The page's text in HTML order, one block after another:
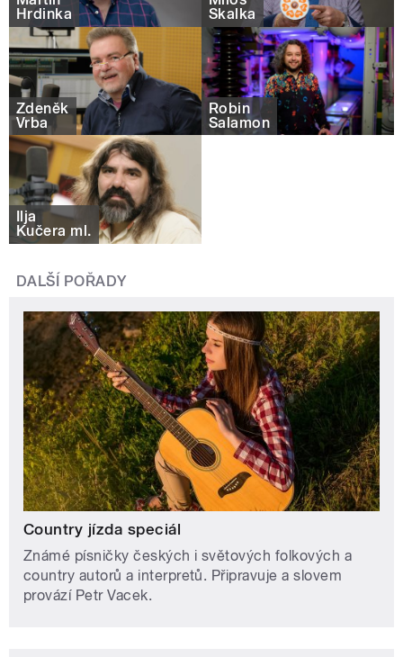
Hrdinka
Skalka
Zdeněk
Vrba
Robin
Šalamon
Ilja
Kučera ml.
DALŠÍ POŘADY
Country jízda speciál
Známé písničky českých i světových folkových a
country autorů a interpretů. Připravuje a slovem
provází Petr Vacek.